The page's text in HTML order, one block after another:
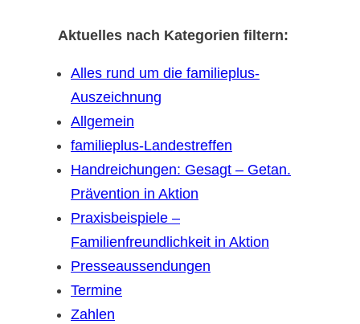
Aktuelles nach Kategorien filtern:
Alles rund um die familieplus-
Auszeichnung
Allgemein
familieplus-Landestreffen
Handreichungen: Gesagt – Getan.
Prävention in Aktion
Praxisbeispiele –
Familienfreundlichkeit in Aktion
Presseaussendungen
Termine
Zahlen